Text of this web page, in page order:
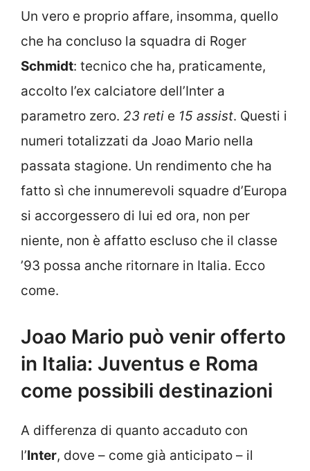
Un vero e proprio affare, insomma, quello
che ha concluso la squadra di Roger
Schmidt: tecnico che ha, praticamente,
accolto l’ex calciatore dell’Inter a
parametro zero. 23 reti e 15 assist. Questi i
numeri totalizzati da Joao Mario nella
passata stagione. Un rendimento che ha
fatto sì che innumerevoli squadre d’Europa
si accorgessero di lui ed ora, non per
niente, non è affatto escluso che il classe
’93 possa anche ritornare in Italia. Ecco
come.
Joao Mario può venir offerto
in Italia: Juventus e Roma
come possibili destinazioni
A differenza di quanto accaduto con
l’Inter, dove – come già anticipato – il